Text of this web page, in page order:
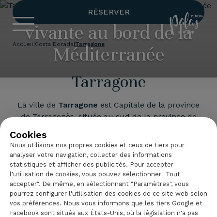
Hotel Palas
Tarragone, histoire
vivante au bord de la
Méditerranée
RÉSERVER
Accueil Costa Dorada Tarragone
Tarragone
La ville de Tarragone est Capitale de la province
de Tarragonès, située au sud de la province de
seulement 10 kilomètres de l'
Durant l'Empire romain, elle était l'une des villes
les plus importantes de la péninsule Ibérique,
capitale des provinces romaines d'Hispanie
Citérienne et d'Hispanie Tarraconaise. Aujourd'hui,
grâce à sa situation sur laCosta Doradaet à son
Lire la suite
Cookies
Nous utilisons nos propres cookies et ceux de tiers pour
analyser votre navigation, collecter des informations
statistiques et afficher des publicités. Pour accepter
l'utilisation de cookies, vous pouvez sélectionner "Tout
accepter". De même, en sélectionnant "Paramètres", vous
pourrez configurer l'utilisation des cookies de ce site web selon
vos préférences. Nous vous informons que les tiers Google et
Facebook sont situés aux États-Unis, où la législation n'a pas